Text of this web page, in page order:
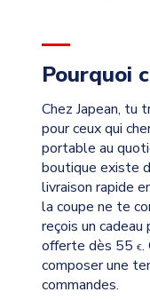
Pourquoi
Chez Japean, tu
pour ceux qui
portable au
boutique existe
livraison rapide
la coupe ne te
reçois un
offerte dès 55 €.
composer une
commandes.